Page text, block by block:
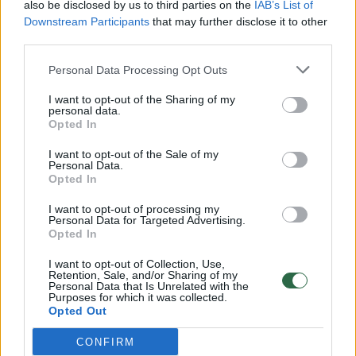
also be disclosed by us to third parties on the IAB’s List of
Downstream Participants that may further disclose it to other
Personal Data Processing Opt Outs
I want to opt-out of the Sharing of my
personal data.
Opted In
I want to opt-out of the Sale of my
Personal Data.
Opted In
I want to opt-out of processing my
Personal Data for Targeted Advertising.
Opted In
I want to opt-out of Collection, Use,
Retention, Sale, and/or Sharing of my
Personal Data that Is Unrelated with the
Purposes for which it was collected.
Opted Out
CONFIRM
Žinios | Lietuvos diena
Savaitės vidurys nusimato karštas: temperatūra kils iki
Žinios | Orai
00:00:59
Nufilmavo, kaip patvino Vilniaus Vakarinis aplinkkelis:
vaizdas pribloškia
Žinios | Lietuvos diena
„Pagarba pirmajai premjerei“: pasidalijo jautriais
prisiminimais apie Kazimierą Prunskienę
Žinios | Lietuvos diena